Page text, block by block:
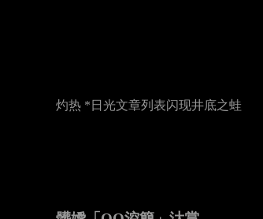
灼热 *日光文章列表闪现井底之蛙